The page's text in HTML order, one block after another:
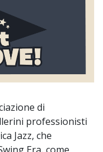
di
professionisti
Jazz, che